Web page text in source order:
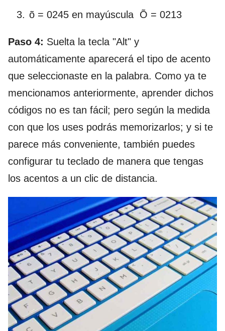
õ = 0245 en mayúscula Õ = 0213
Paso 4: Suelta la tecla "Alt" y
automáticamente aparecerá el tipo de acento
que seleccionaste en la palabra. Como ya te
mencionamos anteriormente, aprender dichos
códigos no es tan fácil; pero según la medida
con que los uses podrás memorizarlos; y si te
parece más conveniente, también puedes
configurar tu teclado de manera que tengas
los acentos a un clic de distancia.